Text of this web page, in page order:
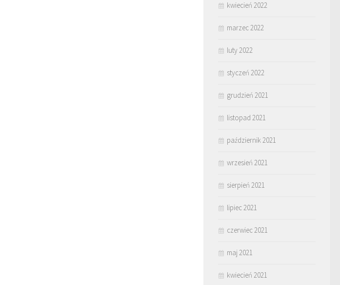
kwiecień 2022
marzec 2022
luty 2022
styczeń 2022
grudzień 2021
listopad 2021
październik 2021
wrzesień 2021
sierpień 2021
lipiec 2021
czerwiec 2021
maj 2021
kwiecień 2021